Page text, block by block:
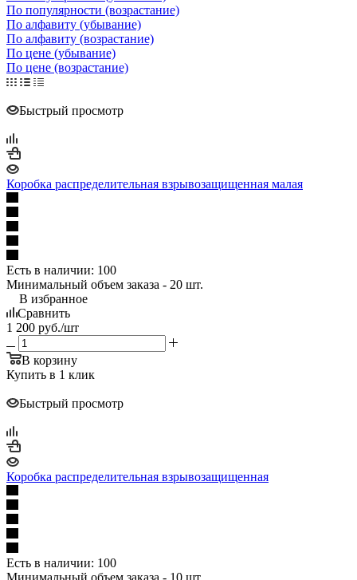
По популярности (возрастание)
По алфавиту (убывание)
По алфавиту (возрастание)
По цене (убывание)
По цене (возрастание)
Быстрый просмотр
Коробка распределительная взрывозащищенная малая
Есть в наличии: 100
Минимальный объем заказа - 20 шт.
В избранное
Сравнить
1 200 руб./шт
В корзину
Купить в 1 клик
Быстрый просмотр
Коробка распределительная взрывозащищенная
Есть в наличии: 100
Минимальный объем заказа - 10 шт.